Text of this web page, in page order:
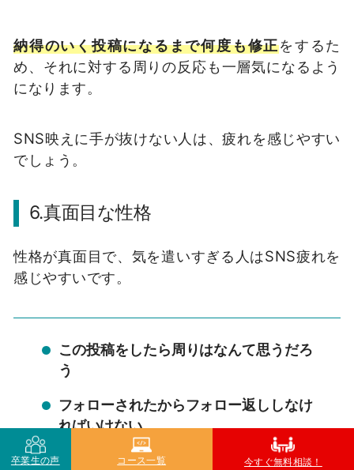
納得のいく投稿になるまで何度も修正をするた
め、それに対する周りの反応も一層気になるよう
になります。
SNS映えに手が抜けない人は、疲れを感じやすい
でしょう。
6.真面目な性格
性格が真面目で、気を遣いすぎる人はSNS疲れを
感じやすいです。
この投稿をしたら周りはなんて思うだろ
う
フォローされたからフォロー返ししなけ
ればいけない
コメントは必ず返さなければいけない
卒業生の声 コース一覧 今すぐ無料相談！